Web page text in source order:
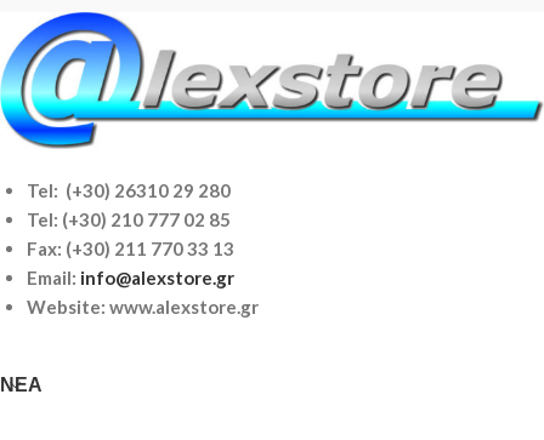
Tel: (+30) 26310 29 280
Tel: (+30) 210 777 02 85
Fax: (+30) 211 770 33 13
Email: info@alexstore.gr
Website: www.alexstore.gr
ΝΈΑ